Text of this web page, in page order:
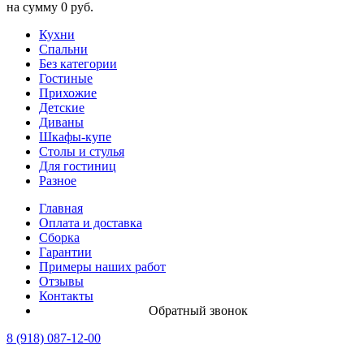
на сумму 0 руб.
Кухни
Спальни
Без категории
Гостиные
Прихожие
Детские
Диваны
Шкафы-купе
Столы и стулья
Для гостиниц
Разное
Главная
Оплата и доставка
Сборка
Гарантии
Примеры наших работ
Отзывы
Контакты
Обратный звонок
8 (918) 087-12-00